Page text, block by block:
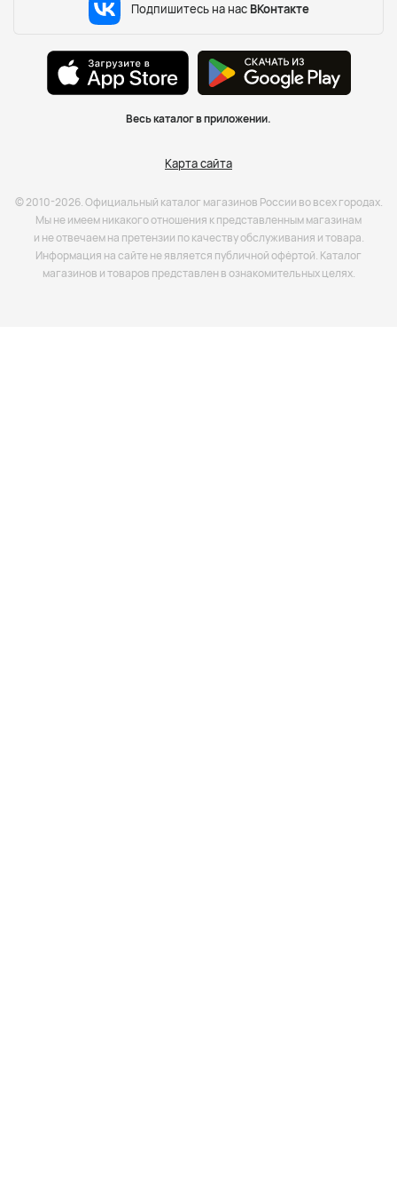
Подпишитесь на нас ВКонтакте
Весь каталог в приложении.
Карта сайта
© 2010-2026. Официальный каталог магазинов России во всех городах.
Мы не имеем никакого отношения к представленным магазинам
и не отвечаем на претензии по качеству обслуживания и товара.
Информация на сайте не является публичной офёртой. Каталог
магазинов и товаров представлен в ознакомительных целях.